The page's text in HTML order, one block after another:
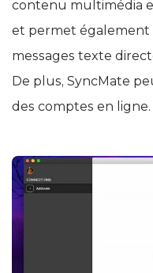
contenu multimédia
et permet également
messages texte
De plus, SyncMate
des comptes en ligne.